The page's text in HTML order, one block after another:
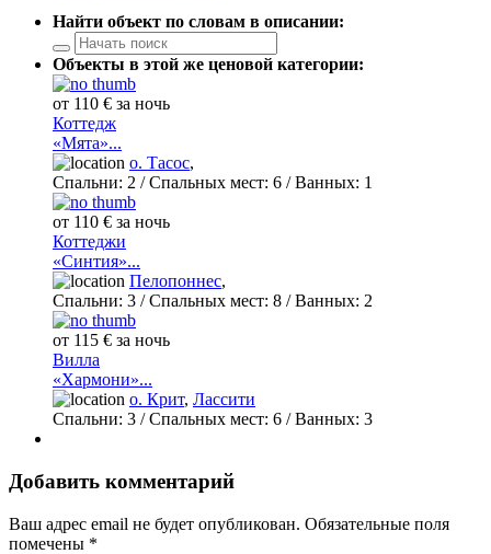
Найти объект по словам в описании:
Объекты в этой же ценовой категории:
от 110 € за ночь
Коттедж
«Мята»...
о. Тасос,
Спальни: 2 / Спальных мест: 6 /Ванных: 1
от 110 € за ночь
Коттеджи
«Синтия»...
Пелопоннес,
Спальни: 3 / Спальных мест: 8 /Ванных: 2
от 115 € за ночь
Вилла
«Хармони»...
о. Крит, Лассити
Спальни: 3 / Спальных мест: 6 /Ванных: 3
Добавить комментарий
Ваш адрес email не будет опубликован. Обязательные поля
помечены *